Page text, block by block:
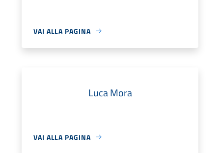
VAI ALLA PAGINA
Luca Mora
VAI ALLA PAGINA